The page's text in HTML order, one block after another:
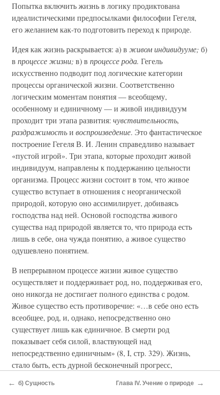
Попытка включить жизнь в логику продиктована
идеалистическими предпосылками философии Гегеля,
его желанием как-то подготовить переход к природе.
Идея как жизнь раскрывается: а) в живом индивидууме; б)
в процессе жизни; в) в процессе рода. Гегель
искусственно подводит под логические категории
процессы органической жизни. Соответственно
логическим моментам понятия — всеобщему,
особенному и единичному — и живой индивидуум
проходит три этапа развития: чувствительность,
раздражимостьи воспроизведение. Это фантастическое
построение Гегеля В. И. Ленин справедливо называет
«пустой игрой». Три этапа, которые проходит живой
индивидуум, направлены к поддержанию цельности
организма. Процесс жизни состоит в том, что живое
существо вступает в отношения с неорганической
природой, которую оно ассимилирует, добиваясь
господства над ней. Основой господства живого
существа над природой является то, что природа есть
лишь в себе, она чужда понятию, а живое существо
одушевлено понятием.
В непрерывном процессе жизни живое существо
осуществляет и поддерживает род, но, поддерживая его,
оно никогда не достигает полного единства с родом.
Живое существо есть противоречие: «…в себе оно есть
всеобщее, род, и, однако, непосредственно оно
существует лишь как единичное. В смерти род
показывает себя силой, властвующей над
непосредственно единичным» (8, I, стр. 329). Жизнь,
стало быть, есть дурной бесконечный прогресс,
бесконечности идея достигает в познании. «Смерть лишь
← б) Сущность Глава IV. Учение о природе →